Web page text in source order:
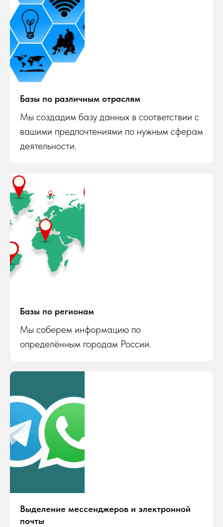
Базы по различным отраслям
Мы создадим базу данных в соответствии с
вашими предпочтениями по нужным сферам
деятельности.
Базы по регионам
Мы соберем информацию по
определённым городам России.
Выделение мессенджеров и электронной
почты